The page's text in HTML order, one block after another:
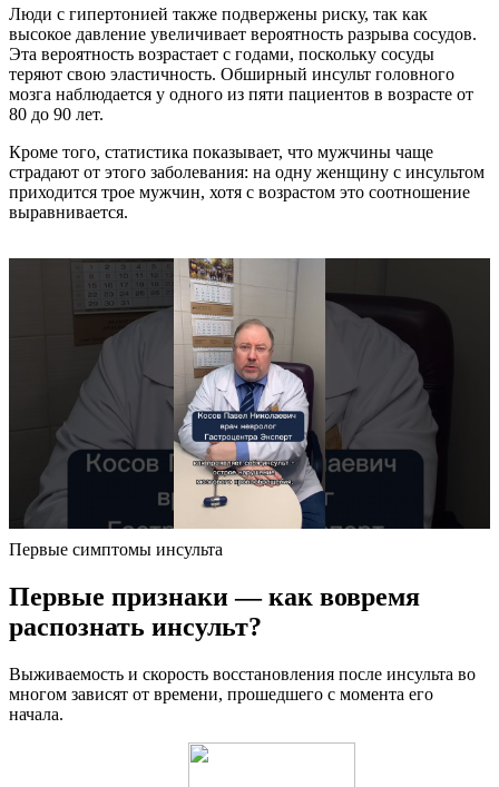
Люди с гипертонией также подвержены риску, так как
высокое давление увеличивает вероятность разрыва сосудов.
Эта вероятность возрастает с годами, поскольку сосуды
теряют свою эластичность. Обширный инсульт головного
мозга наблюдается у одного из пяти пациентов в возрасте от
80 до 90 лет.
Кроме того, статистика показывает, что мужчины чаще
страдают от этого заболевания: на одну женщину с инсультом
приходится трое мужчин, хотя с возрастом это соотношение
выравнивается.
Первые симптомы инсульта
Первые признаки — как вовремя
распознать инсульт?
Выживаемость и скорость восстановления после инсульта во
многом зависят от времени, прошедшего с момента его
начала.